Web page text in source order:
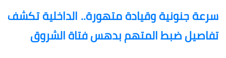
سرعة جنونية وقيادة متهورة.. الداخلية تكشف
تفاصيل ضبط المتهم بدهس فتاة الشروق